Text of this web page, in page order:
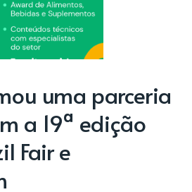
uma parceria
a 19ª edição
Fair e